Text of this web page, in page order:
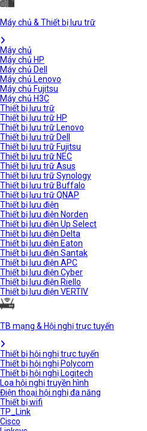
Máy chủ & Thiết bị lưu trữ
Máy chủ
Máy chủ HP
Máy chủ Dell
Máy chủ Lenovo
Máy chủ Fujitsu
Máy chủ H3C
Thiết bị lưu trữ
Thiết bị lưu trữ HP
Thiết bị lưu trữ Lenovo
Thiết bị lưu trữ Dell
Thiết bị lưu trữ Fujitsu
Thiết bị lưu trữ NEC
Thiết bị lưu trữ Asus
Thiết bị lưu trữ Synology
Thiết bị lưu trữ Buffalo
Thiết bị lưu trữ QNAP
Thiết bị lưu điện
Thiết bị lưu điện Norden
Thiết bị lưu điện Up Select
Thiết bị lưu điện Delta
Thiết bị lưu điện Eaton
Thiết bị lưu điện Santak
Thiết bị lưu điện APC
Thiết bị lưu điện Cyber
Thiết bị lưu điện Riello
Thiết bị lưu điện VERTIV
TB mạng & Hội nghị trực tuyến
Thiết bị hội nghị trực tuyến
Thiết bị hội nghị Polycom
Thiết bị hội nghị Logitech
Loa hội nghị truyền hình
Điện thoại hội nghị đa năng
Thiết bị wifi
TP_Link
Cisco